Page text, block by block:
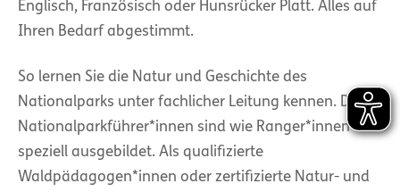
Englisch, Französisch oder Hunsrücker Platt. Alles auf
Ihren Bedarf abgestimmt.
So lernen Sie die Natur und Geschichte des
Nationalparks unter fachlicher Leitung kennen. Die
Nationalparkführer*innen sind wie Ranger*innen
speziell ausgebildet. Als qualifizierte
Waldpädagogen*innen oder zertifizierte Natur- und